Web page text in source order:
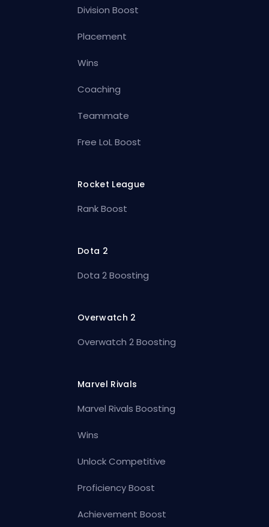
Division Boost
Placement
Wins
Coaching
Teammate
Free LoL Boost
Rocket League
Rank Boost
Dota 2
Dota 2 Boosting
Overwatch 2
Overwatch 2 Boosting
Marvel Rivals
Marvel Rivals Boosting
Wins
Unlock Competitive
Proficiency Boost
Achievement Boost